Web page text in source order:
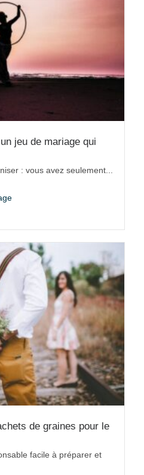
jeu de mariage qui
: vous avez seulement...
de graines pour le
facile à préparer et